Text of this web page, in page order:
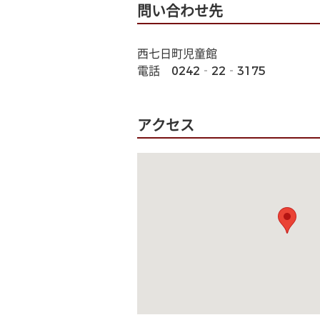
問い合わせ先
西七日町児童館
電話　0242‐22‐3175
アクセス